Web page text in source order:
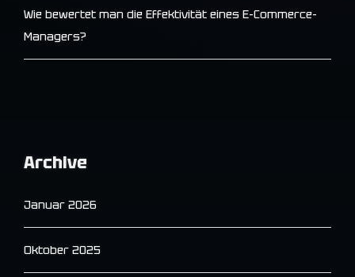
Wie bewertet man die Effektivität eines E-Commerce-
Managers?
Archive
Januar 2026
Oktober 2025